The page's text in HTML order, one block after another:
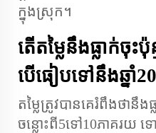
ក្នុងស្រុក។
តើតម្លៃនឹងធ្លាក់ចុះប៉ុ
បើធៀបទៅនឹងឆ្នាំ
តម្លៃត្រូវបានគេរំពឹងថានឹងធ្
ចន្លោះពី5ទៅ10ភាគរយ ទ